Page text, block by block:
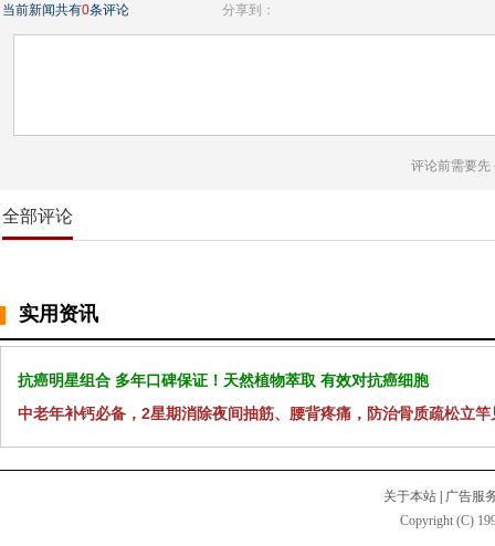
当前新闻共有0条评论 分享到：
评论前需要先
全部评论
实用资讯
抗癌明星组合 多年口碑保证！天然植物萃取 有效对抗癌细胞
中老年补钙必备，2星期消除夜间抽筋、腰背疼痛，防治骨质疏松立竿
关于本站 | 广告服
Copyright (C)